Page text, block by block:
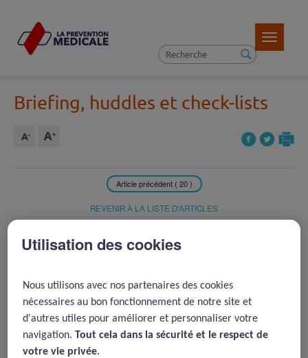
Toggle
Briefing, huddles et check-lists
Article précédent ( 20 )
REVENIR À LA LISTE D'ARTICLES
2012 -Expérience de mise en
place de la check-list au bloc
UK: pas encore d’effet sur la
réduction d’EIG
Utilisation des cookies
Nous utilisons avec nos partenaires des cookies
nécessaires au bon fonctionnement de notre site et
d'autres utiles pour améliorer et personnaliser votre
navigation.Tout cela dans la sécurité et le respect de
votre vie privée.​